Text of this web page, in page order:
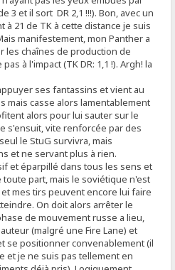
3 et il sort DR 2,1 !!!). Bon, avec un
à 21 de TK à cette distance je suis
manifestement, mon Panther a
les chaînes de production de
à l'impact (TK DR: 1,1 !). Argh! la
ses fantassins et vient au
mais casse alors lamentablement
alors pour lui sauter sur le
s'ensuit, vite renforcée par des
le StuG survivra, mais
et ne servant plus à rien.
et éparpillé dans tous les sens et
part, mais le soviétique n'est
mes tirs peuvent encore lui faire
On doit alors arrêter le
de mouvement russe a lieu,
(malgré une Fire Lane) et
se positionner convenablement (il
et je ne suis pas tellement en